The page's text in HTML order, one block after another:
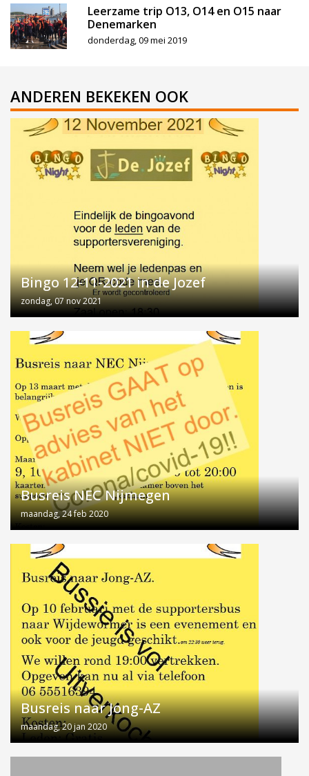
Leerzame trip O13, O14 en O15 naar
Denemarken
donderdag, 09 mei 2019
ANDEREN BEKEKEN OOK
Bingo 12-11-2021 in de Jozef
zondag, 07 nov 2021
Busreis NEC Nijmegen
maandag, 24 feb 2020
Busreis naar Jong-AZ
maandag, 20 jan 2020